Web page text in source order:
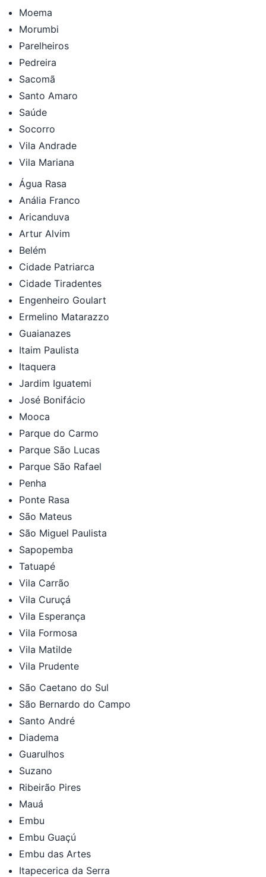
Moema
Morumbi
Parelheiros
Pedreira
Sacomã
Santo Amaro
Saúde
Socorro
Vila Andrade
Vila Mariana
Água Rasa
Anália Franco
Aricanduva
Artur Alvim
Belém
Cidade Patriarca
Cidade Tiradentes
Engenheiro Goulart
Ermelino Matarazzo
Guaianazes
Itaim Paulista
Itaquera
Jardim Iguatemi
José Bonifácio
Mooca
Parque do Carmo
Parque São Lucas
Parque São Rafael
Penha
Ponte Rasa
São Mateus
São Miguel Paulista
Sapopemba
Tatuapé
Vila Carrão
Vila Curuçá
Vila Esperança
Vila Formosa
Vila Matilde
Vila Prudente
São Caetano do Sul
São Bernardo do Campo
Santo André
Diadema
Guarulhos
Suzano
Ribeirão Pires
Mauá
Embu
Embu Guaçú
Embu das Artes
Itapecerica da Serra